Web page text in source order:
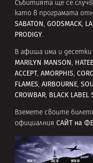
Събитията ще се
като в програмата
SABATON, GODSMACK,
PRODIGY.
В афиша има и
MARILYN MANSON,
ACCEPT, AMORPHIS,
FLAMES, AIRBOURNE,
CROWBAR, BLACK LABEL
Вземете своите
официалния САЙТ на